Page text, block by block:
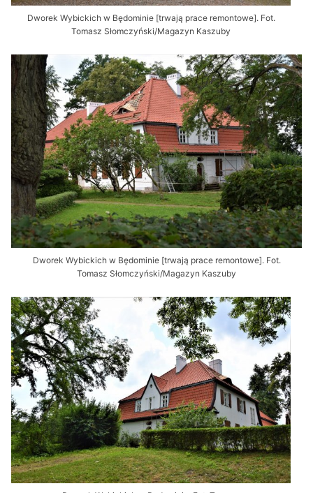
Dworek Wybickich w Będominie [trwają prace remontowe]. Fot.
Tomasz Słomczyński/Magazyn Kaszuby
Dworek Wybickich w Będominie [trwają prace remontowe]. Fot.
Tomasz Słomczyński/Magazyn Kaszuby